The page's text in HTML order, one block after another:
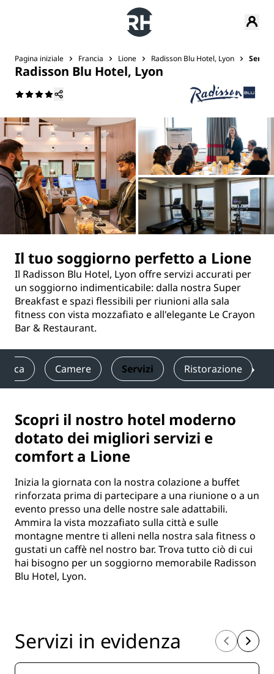
Pagina iniziale Francia Lione Radisson Blu Hotel, Lyon Servizi
Radisson Blu Hotel, Lyon
Il tuo soggiorno perfetto a Lione
Il Radisson Blu Hotel, Lyon offre servizi accurati per
un soggiorno indimenticabile: dalla nostra Super
Breakfast e spazi flessibili per riunioni alla sala
fitness con vista mozzafiato e all'elegante Le Crayon
Bar & Restaurant.
Camere Servizi Ristorazione
Scopri il nostro hotel moderno
dotato dei migliori servizi e
comfort a Lione
Inizia la giornata con la nostra colazione a buffet
rinforzata prima di partecipare a una riunione o a un
evento presso una delle nostre sale adattabili.
Ammira la vista mozzafiato sulla città e sulle
montagne mentre ti alleni nella nostra sala fitness o
gustati un caffè nel nostro bar. Trova tutto ciò di cui
hai bisogno per un soggiorno memorabile Radisson
Blu Hotel, Lyon.
Servizi in evidenza